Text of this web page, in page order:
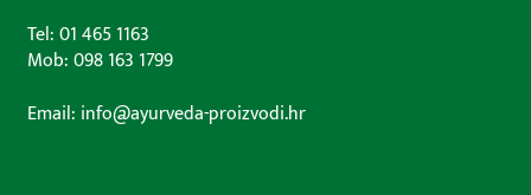
Tel: 01 465 1163
Mob: 098 163 1799
Email: info@ayurveda-proizvodi.hr